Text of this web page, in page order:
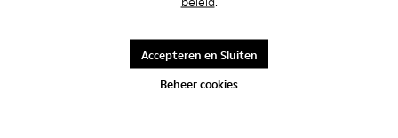
Beheer cookies
Accepteren en Sluiten
·